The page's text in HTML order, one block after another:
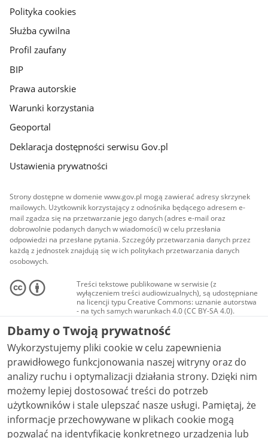
gov.pl
Polityka cookies
Służba cywilna
Profil zaufany
BIP
Prawa autorskie
Warunki korzystania
Geoportal
Deklaracja dostępności serwisu Gov.pl
Ustawienia prywatności
Strony dostępne w domenie www.gov.pl mogą zawierać adresy skrzynek
mailowych. Użytkownik korzystający z odnośnika będącego adresem e-
mail zgadza się na przetwarzanie jego danych (adres e-mail oraz
dobrowolnie podanych danych w wiadomości) w celu przesłania
odpowiedzi na przesłane pytania. Szczegóły przetwarzania danych przez
każdą z jednostek znajdują się w ich politykach przetwarzania danych
osobowych.
Treści tekstowe publikowane w serwisie (z
wyłączeniem treści audiowizualnych), są udostępniane
na licencji typu Creative Commons: uznanie autorstwa
- na tych samych warunkach 4.0 (CC BY-SA 4.0).
Materiały audiowizualne, w tym zdjęcia, materiały
audio i wideo, są udostępniane na licencji typu
Creative Commons: uznanie autorstwa użycie
niekomercyjne - bez utworów zależnych 4.0 (CC BY-
NC-ND 4.0), o ile nie jest to stwierdzone inaczej.
Dbamy o Twoją prywatność
Wykorzystujemy pliki cookie w celu zapewnienia
prawidłowego funkcjonowania naszej witryny oraz do
analizy ruchu i optymalizacji działania strony. Dzięki nim
możemy lepiej dostosować treści do potrzeb
użytkowników i stale ulepszać nasze usługi. Pamiętaj, że
informacje przechowywane w plikach cookie mogą
pozwalać na identyfikację konkretnego urządzenia lub